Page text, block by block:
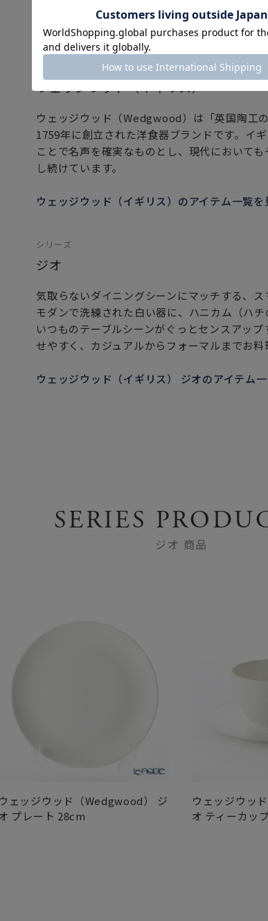
ウェッジウッド（イギリス）
ウェッジウッド（Wedgwood）は「英国陶工
1759年に創立された洋食器ブランドです。イ
ことで名声を確実なものとし、現代において
し続けています。
ウェッジウッド（イギリス）のアイテム一覧を
シリーズ
ジオ
気取らないダイニングシーンにマッチする、
モダンで洗練された白い器に、ハニカム（ハ
いつものテーブルシーンがぐっとセンスアッ
せやすく、カジュアルからフォーマルまでお料
ウェッジウッド（イギリス） ジオのアイテム
SERIES
ジオ 商品
ウェッジウッド（Wedgwood） ジ
プレート 28cm
ウェッジウッ
オ ティーカッ